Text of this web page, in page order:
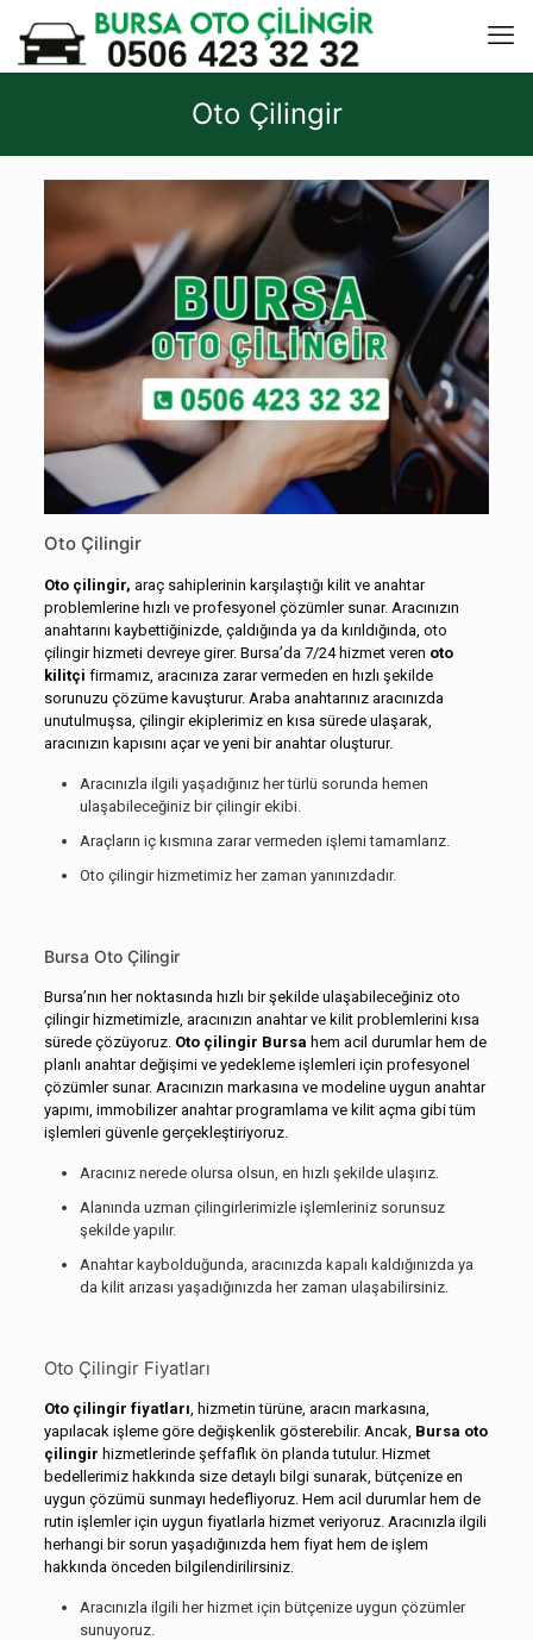
Oto Çilingir
Oto Çilingir
Oto çilingir, araç sahiplerinin karşılaştığı kilit ve anahtar
problemlerine hızlı ve profesyonel çözümler sunar. Aracınızın
anahtarını kaybettiğinizde, çaldığında ya da kırıldığında, oto
çilingir hizmeti devreye girer. Bursa’da 7/24 hizmet veren oto
kilitçi firmamız, aracınıza zarar vermeden en hızlı şekilde
sorunuzu çözüme kavuşturur. Araba anahtarınız aracınızda
unutulmuşsa, çilingir ekiplerimiz en kısa sürede ulaşarak,
aracınızın kapısını açar ve yeni bir anahtar oluşturur.
Aracınızla ilgili yaşadığınız her türlü sorunda hemen
ulaşabileceğiniz bir çilingir ekibi.
Araçların iç kısmına zarar vermeden işlemi tamamlarız.
Oto çilingir hizmetimiz her zaman yanınızdadır.
Bursa Oto Çilingir
Bursa’nın her noktasında hızlı bir şekilde ulaşabileceğiniz oto
çilingir hizmetimizle, aracınızın anahtar ve kilit problemlerini kısa
sürede çözüyoruz. Oto çilingir Bursa hem acil durumlar hem de
planlı anahtar değişimi ve yedekleme işlemleri için profesyonel
çözümler sunar. Aracınızın markasına ve modeline uygun anahtar
yapımı, immobilizer anahtar programlama ve kilit açma gibi tüm
işlemleri güvenle gerçekleştiriyoruz.
Aracınız nerede olursa olsun, en hızlı şekilde ulaşırız.
Alanında uzman çilingirlerimizle işlemleriniz sorunsuz
şekilde yapılır.
Anahtar kaybolduğunda, aracınızda kapalı kaldığınızda ya
da kilit arızası yaşadığınızda her zaman ulaşabilirsiniz.
Oto Çilingir Fiyatları
Oto çilingir fiyatları , hizmetin türüne, aracın markasına,
yapılacak işleme göre değişkenlik gösterebilir. Ancak, Bursa oto
çilingir hizmetlerinde şeffaflık ön planda tutulur. Hizmet
bedellerimiz hakkında size detaylı bilgi sunarak, bütçenize en
uygun çözümü sunmayı hedefliyoruz. Hem acil durumlar hem de
rutin işlemler için uygun fiyatlarla hizmet veriyoruz. Aracınızla ilgili
herhangi bir sorun yaşadığınızda hem fiyat hem de işlem
hakkında önceden bilgilendirilirsiniz.
Aracınızla ilgili her hizmet için bütçenize uygun çözümler
sunuyoruz.